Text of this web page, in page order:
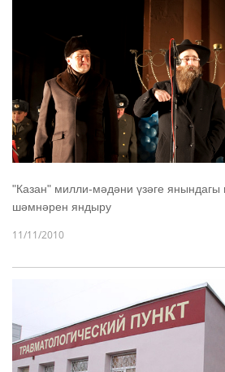
"Казан" милли-мәдәни үзәге янындагы
шәмнәрен яндыру
11/11/2010